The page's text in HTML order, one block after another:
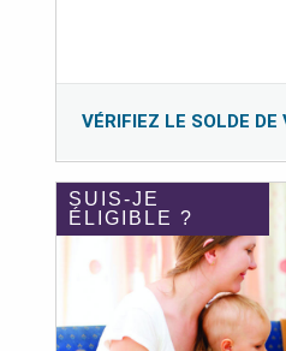
VÉRIFIEZ LE SOLDE
SUIS-JE
ÉLIGIBLE ?